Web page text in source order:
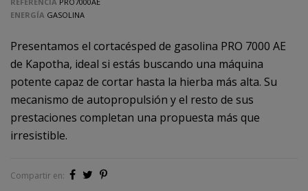
ENERGÍA GASOLINA
Presentamos el cortacésped de gasolina PRO 7000 AE
de Kapotha, ideal si estás buscando una máquina
potente capaz de cortar hasta la hierba más alta. Su
mecanismo de autopropulsión y el resto de sus
prestaciones completan una propuesta más que
irresistible.
Compartir en: